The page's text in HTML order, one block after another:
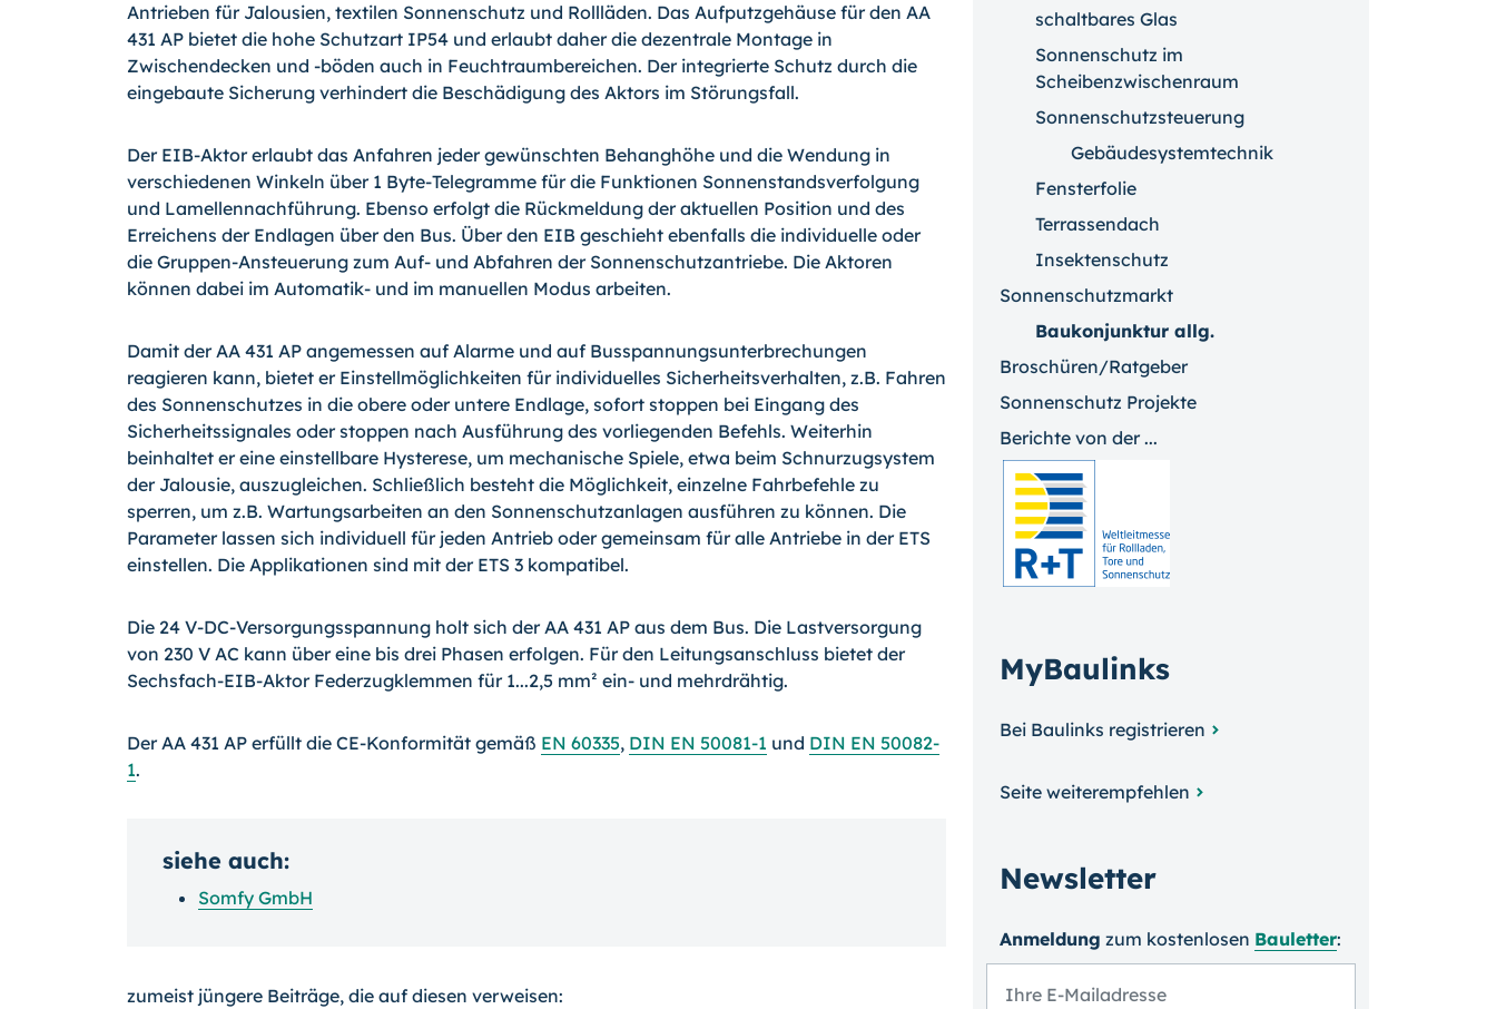
Antrieben für Jalousien, textilen Sonnenschutz und Rollläden. Das Aufputzgehäuse für den AA
431 AP bietet die hohe Schutzart IP54 und erlaubt daher die dezentrale Montage in
Zwischendecken und -böden auch in Feuchtraumbereichen. Der integrierte Schutz durch die
eingebaute Sicherung verhindert die Beschädigung des Aktors im Störungsfall.
Der EIB-Aktor erlaubt das Anfahren jeder gewünschten Behanghöhe und die Wendung in
verschiedenen Winkeln über 1 Byte-Telegramme für die Funktionen Sonnenstandsverfolgung
und Lamellennachführung. Ebenso erfolgt die Rückmeldung der aktuellen Position und des
Erreichens der Endlagen über den Bus. Über den EIB geschieht ebenfalls die individuelle oder
die Gruppen-Ansteuerung zum Auf- und Abfahren der Sonnenschutzantriebe. Die Aktoren
können dabei im Automatik- und im manuellen Modus arbeiten.
Damit der AA 431 AP angemessen auf Alarme und auf Busspannungsunterbrechungen
reagieren kann, bietet er Einstellmöglichkeiten für individuelles Sicherheitsverhalten, z.B. Fahren
des Sonnenschutzes in die obere oder untere Endlage, sofort stoppen bei Eingang des
Sicherheitssignales oder stoppen nach Ausführung des vorliegenden Befehls. Weiterhin
beinhaltet er eine einstellbare Hysterese, um mechanische Spiele, etwa beim Schnurzugsystem
der Jalousie, auszugleichen. Schließlich besteht die Möglichkeit, einzelne Fahrbefehle zu
sperren, um z.B. Wartungsarbeiten an den Sonnenschutzanlagen ausführen zu können. Die
Parameter lassen sich individuell für jeden Antrieb oder gemeinsam für alle Antriebe in der ETS
einstellen. Die Applikationen sind mit der ETS 3 kompatibel.
Die 24 V-DC-Versorgungsspannung holt sich der AA 431 AP aus dem Bus. Die Lastversorgung
von 230 V AC kann über eine bis drei Phasen erfolgen. Für den Leitungsanschluss bietet der
Sechsfach-EIB-Aktor Federzugklemmen für 1...2,5 mm² ein- und mehrdrähtig.
Der AA 431 AP erfüllt die CE-Konformität gemäß EN 60335, DIN EN 50081-1 und DIN EN 50082-
1.
siehe auch:
Somfy GmbH
zumeist jüngere Beiträge, die auf diesen verweisen:
schaltbares Glas
Sonnenschutz im
Scheibenzwischenraum
Sonnenschutzsteuerung
Gebäudesystemtechnik
Fensterfolie
Terrassendach
Insektenschutz
Sonnenschutzmarkt
Baukonjunktur allg.
Broschüren/Ratgeber
Sonnenschutz Projekte
Berichte von der ...
MyBaulinks
Bei Baulinks registrieren
Seite weiterempfehlen
Newsletter
Anmeldung zum kosten­losen Bauletter: